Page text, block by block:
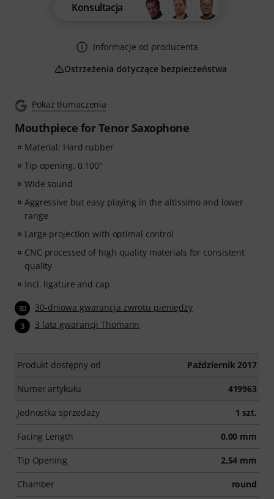
Pokaż tłumaczenia
Mouthpiece for Tenor Saxophone
Material: Hard rubber
Tip opening: 0.100"
Wide sound
Aggressive but easy playing in the altissimo and lower
range
Large projection with optimal control
CNC processed of high quality materials for consistent
quality
Incl. ligature and cap
30 30-dniowa gwarancja zwrotu pieniędzy
3 3 lata gwarancji Thomann
Produkt dostępny od Październik 2017
Numer artykułu 419963
Jednostka sprzedaży 1 szt.
Facing Length 0,00 mm
Tip Opening 2,54 mm
Chamber round
Konsultacja
Informacje od producenta
Ostrzeżenia dotyczące bezpieczeństwa